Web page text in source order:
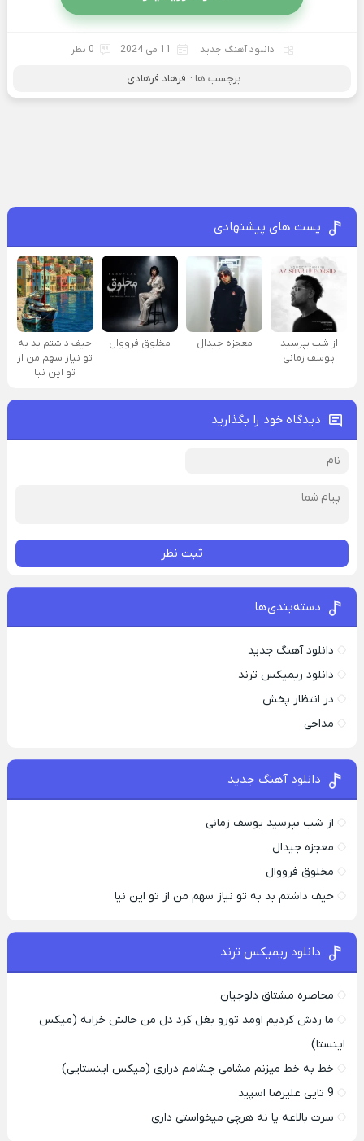
دانلود آهنگ جدید 11 می 2024 0 نظر
برچسب ها : فرهاد فرهادی
پست های پیشنهادی
از شب بپرسید
یوسف زمانی
معجزه جیدال مخلوق فرووال
حیف داشتم بد به
تو نیاز سهم من از
تو این نیا
دیدگاه خود را بگذارید
ثبت نظر
دسته‌بندی‌ها
دانلود آهنگ جدید
دانلود ریمیکس ترند
در انتظار پخش
مداحی
دانلود آهنگ جدید
از شب بپرسید یوسف زمانی
معجزه جیدال
مخلوق فرووال
حیف داشتم بد به تو نیاز سهم من از تو این نیا
دانلود ریمیکس ترند
محاصره مشتاق دلوجیان
ما ردش کردیم اومد تورو بغل کرد دل من حالش خرابه (میکس
اینستا)
خط به خط میزنم مشامی چشامم دراری (میکس اینستایی)
9 تایی علیرضا اسپید
سرت بالاعه یا نه هرچی میخواستی داری